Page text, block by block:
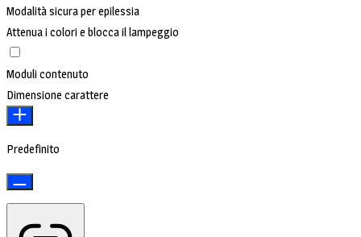
Modalità sicura per epilessia
Attenua i colori e blocca il lampeggio
Moduli contenuto
Dimensione carattere
Predefinito